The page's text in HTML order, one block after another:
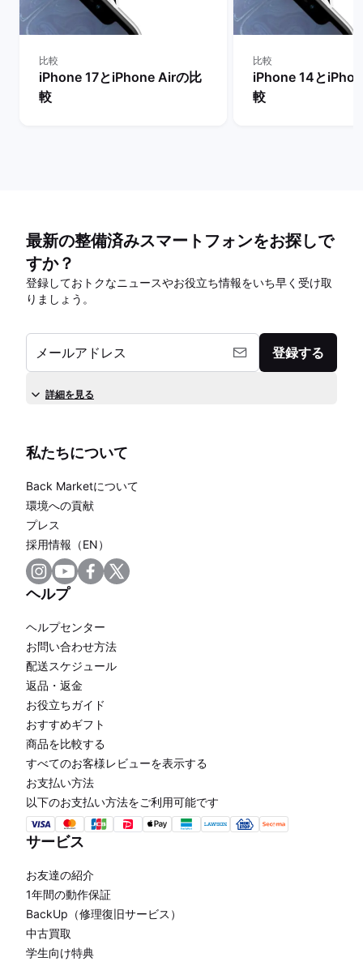
比較
iPhone 17とiPhone Airの比
較
比較
iPhone 14と
較
最新の整備済みスマートフォンをお探しで
すか？
登録しておトクなニュースやお役立ち情報をいち早く受け取
りましょう。
メールアドレス 登録する
詳細を見る
私たちについて
Back Marketについて
環境への貢献
プレス
採用情報（EN）
ヘルプ
ヘルプセンター
お問い合わせ方法
配送スケジュール
返品・返金
お役立ちガイド
おすすめギフト
商品を比較する
すべてのお客様レビューを表示する
お支払い方法
以下のお支払い方法をご利用可能です
サービス
お友達の紹介
1年間の動作保証
BackUp（修理復旧サービス）
中古買取
学生向け特典